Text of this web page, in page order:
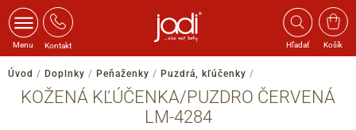
Menu Kontakt Hľadať Košík
Úvod / Doplnky / Peňaženky / Puzdrá, kľúčenky /
KOŽENÁ KĽÚČENKA/PUZDRO ČERVENÁ
LM-4284